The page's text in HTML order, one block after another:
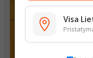
Visa